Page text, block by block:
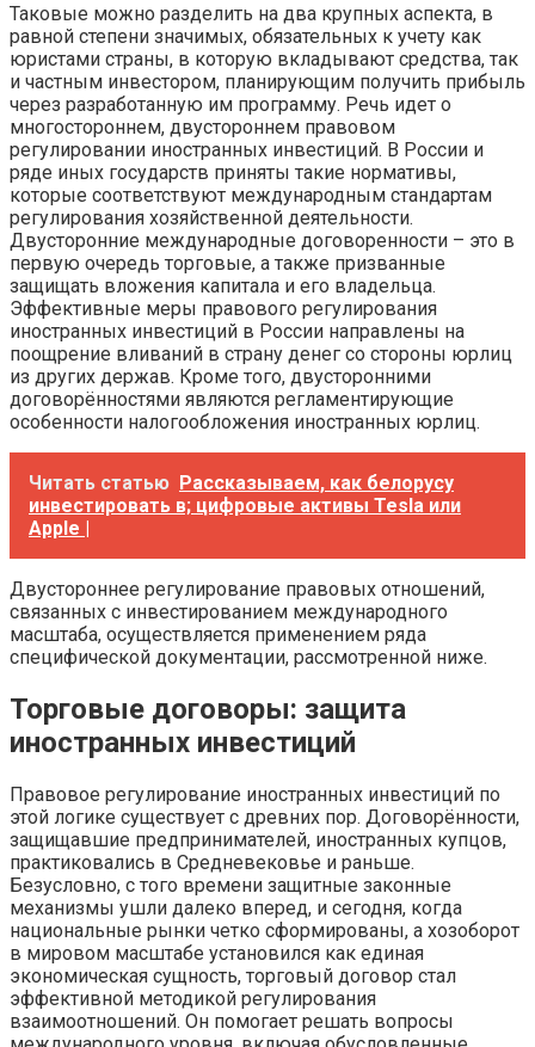
Таковые можно разделить на два крупных аспекта, в
равной степени значимых, обязательных к учету как
юристами страны, в которую вкладывают средства, так
и частным инвестором, планирующим получить прибыль
через разработанную им программу. Речь идет о
многостороннем, двустороннем правовом
регулировании иностранных инвестиций. В России и
ряде иных государств приняты такие нормативы,
которые соответствуют международным стандартам
регулирования хозяйственной деятельности.
Двусторонние международные договоренности – это в
первую очередь торговые, а также призванные
защищать вложения капитала и его владельца.
Эффективные меры правового регулирования
иностранных инвестиций в России направлены на
поощрение вливаний в страну денег со стороны юрлиц
из других держав. Кроме того, двусторонними
договорённостями являются регламентирующие
особенности налогообложения иностранных юрлиц.
Читать статью Рассказываем, как белорусу
инвестировать в; цифровые активы Tesla или
Apple |
Двустороннее регулирование правовых отношений,
связанных с инвестированием международного
масштаба, осуществляется применением ряда
специфической документации, рассмотренной ниже.
Торговые договоры: защита
иностранных инвестиций
Правовое регулирование иностранных инвестиций по
этой логике существует с древних пор. Договорённости,
защищавшие предпринимателей, иностранных купцов,
практиковались в Средневековье и раньше.
Безусловно, с того времени защитные законные
механизмы ушли далеко вперед, и сегодня, когда
национальные рынки четко сформированы, а хозоборот
в мировом масштабе установился как единая
экономическая сущность, торговый договор стал
эффективной методикой регулирования
взаимоотношений. Он помогает решать вопросы